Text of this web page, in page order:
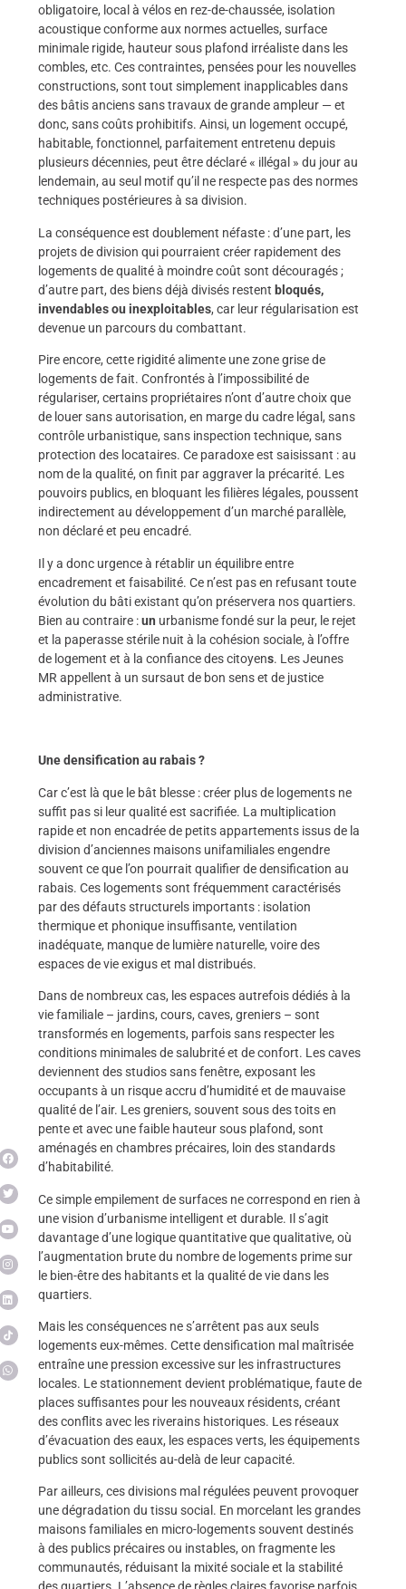
obligatoire, local à vélos en rez-de-chaussée, isolation
acoustique conforme aux normes actuelles, surface
minimale rigide, hauteur sous plafond irréaliste dans les
combles, etc. Ces contraintes, pensées pour les nouvelles
constructions, sont tout simplement inapplicables dans
des bâtis anciens sans travaux de grande ampleur — et
donc, sans coûts prohibitifs. Ainsi, un logement occupé,
habitable, fonctionnel, parfaitement entretenu depuis
plusieurs décennies, peut être déclaré « illégal » du jour au
lendemain, au seul motif qu’il ne respecte pas des normes
techniques postérieures à sa division.
La conséquence est doublement néfaste : d’une part, les
projets de division qui pourraient créer rapidement des
logements de qualité à moindre coût sont découragés ;
d’autre part, des biens déjà divisés restent bloqués,
invendables ou inexploitables, car leur régularisation est
devenue un parcours du combattant.
Pire encore, cette rigidité alimente une zone grise de
logements de fait. Confrontés à l’impossibilité de
régulariser, certains propriétaires n’ont d’autre choix que
de louer sans autorisation, en marge du cadre légal, sans
contrôle urbanistique, sans inspection technique, sans
protection des locataires. Ce paradoxe est saisissant : au
nom de la qualité, on finit par aggraver la précarité. Les
pouvoirs publics, en bloquant les filières légales, poussent
indirectement au développement d’un marché parallèle,
non déclaré et peu encadré.
Il y a donc urgence à rétablir un équilibre entre
encadrement et faisabilité. Ce n’est pas en refusant toute
évolution du bâti existant qu’on préservera nos quartiers.
Bien au contraire :un urbanisme fondé sur la peur, le rejet
et la paperasse stérile nuit à la cohésion sociale, à l’offre
de logement et à la confiance des citoyens. Les Jeunes
MR appellent à un sursaut de bon sens et de justice
administrative.
Une densification au rabais ?
Car c’est là que le bât blesse : créer plus de logements ne
suffit pas si leur qualité est sacrifiée. La multiplication
rapide et non encadrée de petits appartements issus de la
division d’anciennes maisons unifamiliales engendre
souvent ce que l’on pourrait qualifier de densification au
rabais. Ces logements sont fréquemment caractérisés
par des défauts structurels importants : isolation
thermique et phonique insuffisante, ventilation
inadéquate, manque de lumière naturelle, voire des
espaces de vie exigus et mal distribués.
Dans de nombreux cas, les espaces autrefois dédiés à la
vie familiale – jardins, cours, caves, greniers – sont
transformés en logements, parfois sans respecter les
conditions minimales de salubrité et de confort. Les caves
deviennent des studios sans fenêtre, exposant les
occupants à un risque accru d’humidité et de mauvaise
qualité de l’air. Les greniers, souvent sous des toits en
pente et avec une faible hauteur sous plafond, sont
aménagés en chambres précaires, loin des standards
d’habitabilité.
Ce simple empilement de surfaces ne correspond en rien à
une vision d’urbanisme intelligent et durable. Il s’agit
davantage d’une logique quantitative que qualitative, où
l’augmentation brute du nombre de logements prime sur
le bien-être des habitants et la qualité de vie dans les
quartiers.
Mais les conséquences ne s’arrêtent pas aux seuls
logements eux-mêmes. Cette densification mal maîtrisée
entraîne une pression excessive sur les infrastructures
locales. Le stationnement devient problématique, faute de
places suffisantes pour les nouveaux résidents, créant
des conflits avec les riverains historiques. Les réseaux
d’évacuation des eaux, les espaces verts, les équipements
publics sont sollicités au-delà de leur capacité.
Par ailleurs, ces divisions mal régulées peuvent provoquer
une dégradation du tissu social. En morcelant les grandes
maisons familiales en micro-logements souvent destinés
à des publics précaires ou instables, on fragmente les
communautés, réduisant la mixité sociale et la stabilité